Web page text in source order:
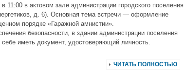
в 11:00 в актовом зале администрации городского поселения
д. 6). Основная тема встречи — оформление
порядке «Гаражной амнистии».
безопасности, в здании администрации поселения
иметь документ, удостоверяющий личность.
ЧИТАТЬ ПОЛНОСТЬЮ